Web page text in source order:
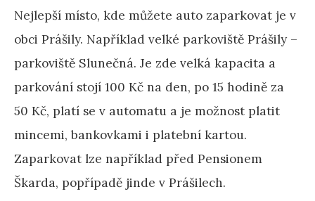
Nejlepší místo, kde můžete auto zaparkovat je v
obci Prášily. Například velké parkoviště Prášily –
parkoviště Slunečná. Je zde velká kapacita a
parkování stojí 100 Kč na den, po 15 hodině za
50 Kč, platí se v automatu a je možnost platit
mincemi, bankovkami i platební kartou.
Zaparkovat lze například před Pensionem
Škarda, popřípadě jinde v Prášilech.